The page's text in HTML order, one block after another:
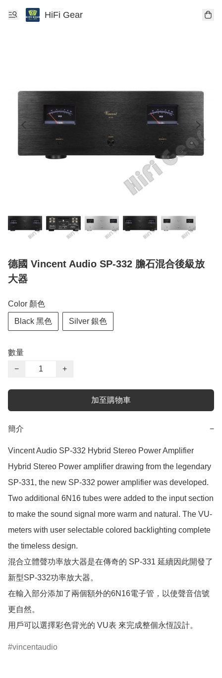
HiFi Gear
德國 Vincent Audio SP-332 膽石混合後級放
大器
Color 顏色
Black 黑色 Silver 銀色
數量
−
+
加至購物車
簡介 −
Vincent Audio SP-332 Hybrid Stereo Power Amplifier
Hybrid Stereo Power amplifier drawing from the legendary
SP-331, the new SP-332 power amplifier was developed.
Two additional 6N16 tubes were added to the input section
to make the sound signal more warm and natural. The VU-
meters with user selectable colored backlighting complete
the timeless design.
混合立體聲功率放大器是在傳奇的 SP-331 延續因此開發了
新型SP-332功率放大器。
在輸入部分添加了兩個額外的6N16電子管，以使聲音信號
更自然。
用戶可以選擇彩色背光的 VU表 來完成整個永恆設計。
vincentaudio